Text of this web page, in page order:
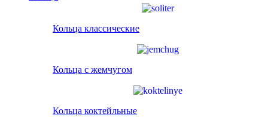
Кольца классические
Кольца с жемчугом
Кольца коктейльные